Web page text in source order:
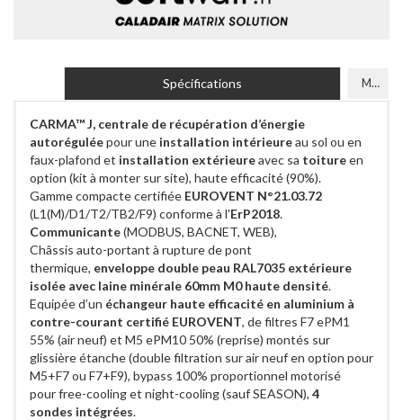
Spécifications Modèles
CARMA™ J, centrale de récupération d’énergie
autoréguléepour une installation intérieureau sol ou en
faux-plafond et installation extérieureavec sa toitureen
option (kit à monter sur site), haute efficacité (90%).
Gamme compacte certifiée EUROVENT N°21.03.72
(L1(M)/D1/T2/TB2/F9) conforme à l'ErP2018.
Communicante(MODBUS, BACNET, WEB),
Châssis auto-portant à rupture de pont
thermique, enveloppe double peau RAL7035 extérieure
isolée avec laine minérale 60mm M0 haute densité.
Equipée d’un échangeur haute efficacité en aluminium à
contre-courant certifié EUROVENT, de filtres F7 ePM1
55% (air neuf) et M5 ePM10 50% (reprise) montés sur
glissière étanche (double filtration sur air neuf en option pour
M5+F7 ou F7+F9), bypass 100% proportionnel motorisé
pour free-cooling et night-cooling (sauf SEASON), 4
sondes intégrées.